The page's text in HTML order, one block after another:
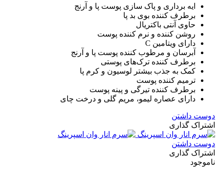
ایه برداری و پاک سازی پوست پا و آرنج
برطرف کننده بوی بد پا
حاوی آنتی باکتریال
روشن کننده و نرم کننده پوست
دارای ویتامین C
آبرسان و مرطوب کننده پوست پا و آرنج
برطرف کننده ترک‌های پوستی
کمک به جذب بیشتر لوسیون و کرم پا
ترمیم کننده پوست
برطرف کننده تیرگی و پینه پوست
دارای عصاره لیمو، مریم گلی و درخت چای
دوست داشتن
اشتراک گذاری
دوست داشتن
اشتراک گذاری
ناموجود